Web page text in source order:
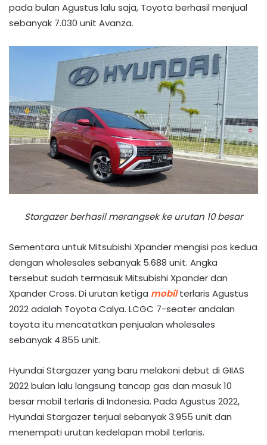
pada bulan Agustus lalu saja, Toyota berhasil menjual
sebanyak 7.030 unit Avanza.
Stargazer berhasil merangsek ke urutan 10 besar
Sementara untuk Mitsubishi Xpander mengisi pos kedua
dengan wholesales sebanyak 5.688 unit. Angka
tersebut sudah termasuk Mitsubishi Xpander dan
Xpander Cross. Di urutan ketiga mobilterlaris Agustus
2022 adalah Toyota Calya. LCGC 7-seater andalan
toyota itu mencatatkan penjualan wholesales
sebanyak 4.855 unit.
Hyundai Stargazer yang baru melakoni debut di GIIAS
2022 bulan lalu langsung tancap gas dan masuk 10
besar mobil terlaris di Indonesia. Pada Agustus 2022,
Hyundai Stargazer terjual sebanyak 3.955 unit dan
menempati urutan kedelapan mobil terlaris.